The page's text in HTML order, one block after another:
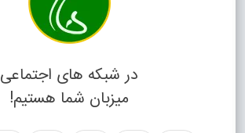
در شبکه های اجتماعی
میزبان شما هستیم!